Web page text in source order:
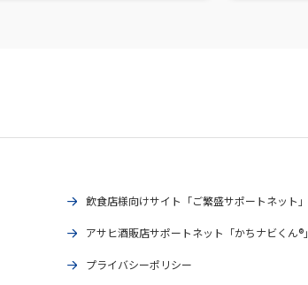
飲食店様向けサイト「ご繁盛サポートネット」
アサヒ酒販店サポートネット「かちナビくん®」
プライバシーポリシー